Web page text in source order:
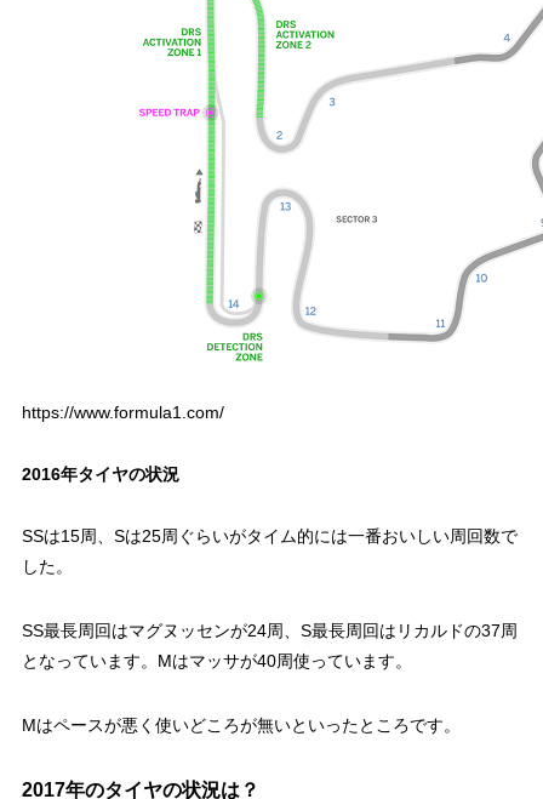
https://www.formula1.com/
2016年タイヤの状況
SSは15周、Sは25周ぐらいがタイム的には一番おいしい周回数で
した。
SS最長周回はマグヌッセンが24周、S最長周回はリカルドの37周
となっています。Mはマッサが40周使っています。
Mはペースが悪く使いどころが無いといったところです。
2017年のタイヤの状況は？